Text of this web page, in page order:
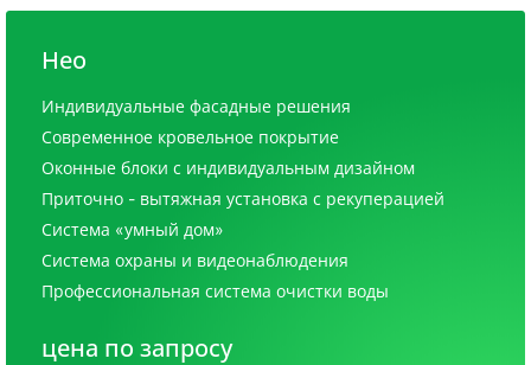
Нео
Индивидуальные фасадные решения
Современное кровельное покрытие
Оконные блоки с индивидуальным дизайном
Приточно - вытяжная установка с рекуперацией
Система «умный дом»
Система охраны и видеонаблюдения
Профессиональная система очистки воды
цена по запросу